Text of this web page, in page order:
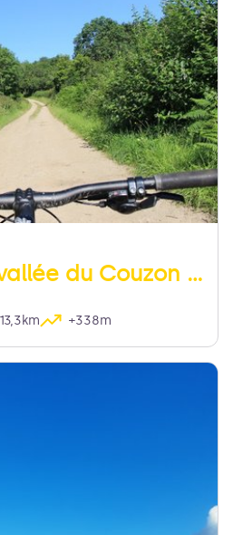
Autour de la vallée du Couzon (circuit n°8)
13,3km +338m